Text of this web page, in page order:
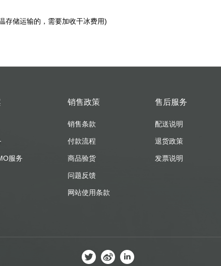
存储运输的，需要加收干冰费用)
服务
销售政策
销售条款
付款流程
商品验货
问题反馈
网站使用条款
售后服务
配送说明
退货政策
发票说明